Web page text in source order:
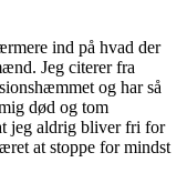
ind på hvad der
Jeg citerer fra
og har så
død og tom
jeg aldrig bliver fri for
at stoppe for mindst